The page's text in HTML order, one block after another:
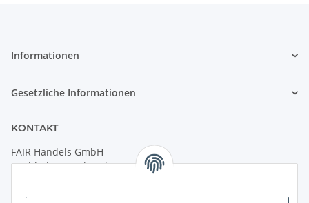
Informationen
Gesetzliche Informationen
KONTAKT
FAIR Handels GmbH
(Weltladen Innsbruck)
6020 Innsbruck